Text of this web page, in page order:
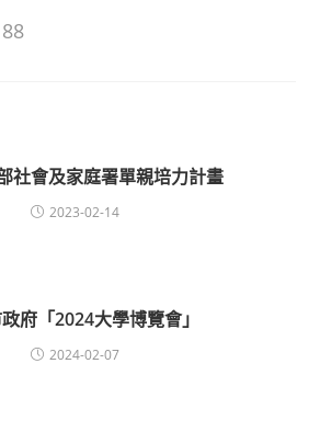
社會及家庭署單親培力計畫
2023-02-14
府「2024大學博覽會」
2024-02-07